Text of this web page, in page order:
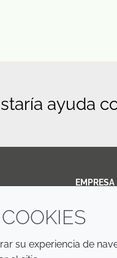
ayuda
EMPRESA
Annual
su experiencia de